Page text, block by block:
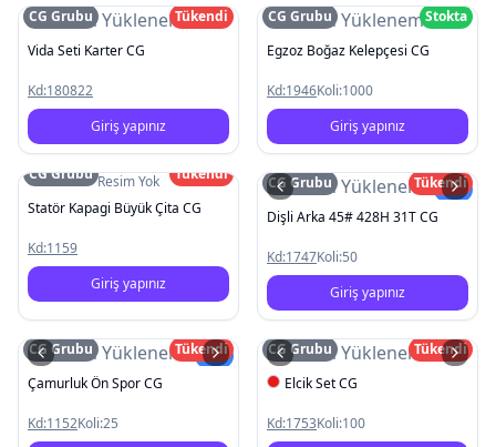
Resim Yüklenemedi
CG Grubu
Tükendi
Vida Seti Karter CG
Kd:180822
Giriş yapınız
Resim Yüklenemedi
CG Grubu
Stokta
Egzoz Boğaz Kelepçesi CG
Kd:1946Koli:1000
Giriş yapınız
Resim Yok
CG Grubu
Tükendi
Statör Kapagi Büyük Çita CG
Kd:1159
Giriş yapınız
Resim YüklenemediYeni
CG Grubu
Tükendi
Dişli Arka 45# 428H 31T CG
Kd:1747Koli:50
Giriş yapınız
Resim YüklenemediYeni
CG Grubu
Tükendi
Çamurluk Ön Spor CG
Kd:1152Koli:25
Resim Yüklenemedi
CG Grubu
Tükendi
Elcik Set CG
Kd:1753Koli:100